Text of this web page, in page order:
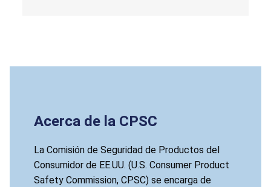
Acerca de la CPSC
La Comisión de Seguridad de Productos del
Consumidor de EE.UU. (U.S. Consumer Product
Safety Commission, CPSC) se encarga de